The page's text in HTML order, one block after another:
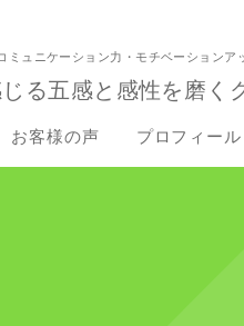
ュニケーション力・モチベーション
る五感と感性を磨く
お客様の声 プロフィール